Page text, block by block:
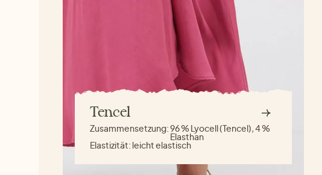
Tencel
Zusammensetzung:96 % Lyocell (Tencel), 4 %
Elasthan
Elastizität: leicht elastisch